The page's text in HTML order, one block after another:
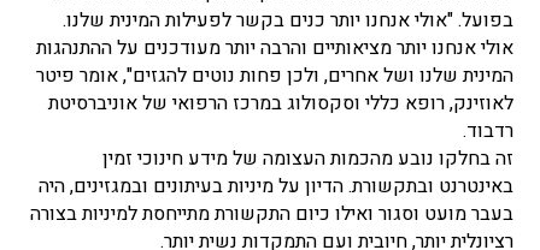
בפועל. "אולי אנחנו יותר כנים בקשר לפעילות המינית שלנו.
אולי אנחנו יותר מציאותיים והרבה יותר מעודכנים על ההתנהגות
המינית שלנו ושל אחרים, ולכן פחות נוטים להגזים", אומר פיטר
לאוזינק, רופא כללי וסקסולוג במרכז הרפואי של אוניברסיטת
רדבוד.
זה בחלקו נובע מהכמות העצומה של מידע חינוכי זמין
באינטרנט ובתקשורת. הדיון על מיניות בעיתונים ובמגזינים, היה
בעבר מועט וסגור ואילו כיום התקשורת מתייחסת למיניות בצורה
רציונלית יותר, חיובית ועם התמקדות נשית יותר.